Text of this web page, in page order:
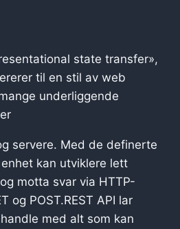
state transfer»,
til en stil av web
underliggende
servere. Med de definerte
kan utviklere lett
motta svar via HTTP-
og POST.REST API lar
med alt som kan